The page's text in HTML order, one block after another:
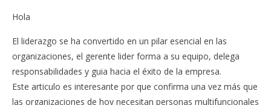
Hola
El liderazgo se ha convertido en un pilar esencial en las
organizaciones, el gerente lider forma a su equipo, delega
responsabilidades y guia hacia el éxito de la empresa.
Este articulo es interesante por que confirma una vez más que
las organizaciones de hoy necesitan personas multifuncionales